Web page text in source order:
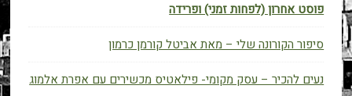
פוסט אחרון (לפחות זמני) ופרידה
סיפור הקורונה שלי – מאת אביטל קורמן כרמון
נעים להכיר – עסק מקומי- פילאטיס מכשירים עם אפרת אלמוג